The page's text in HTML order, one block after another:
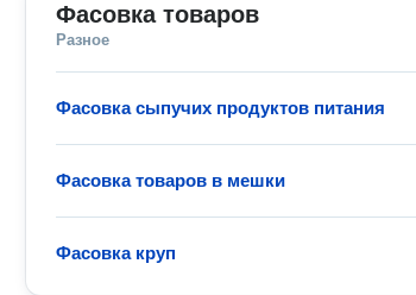
Фасовка товаров
Разное
Фасовка сыпучих продуктов питания
Фасовка товаров в мешки
Фасовка круп